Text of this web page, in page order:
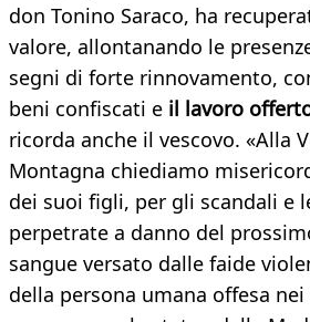
don Tonino Saraco, ha
valore, allontanando le
segni di forte rinnovamento,
beni confiscati e il lavoro
ricorda anche il vescovo. «Alla
Montagna chiediamo
dei suoi figli, per gli scandali e
perpetrate a danno del
sangue versato dalle faide
della persona umana offesa nei